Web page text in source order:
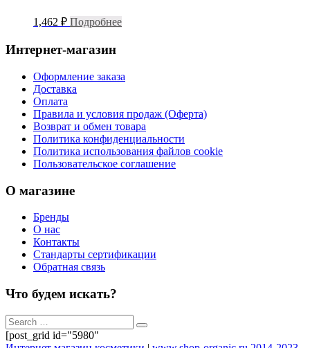
1,462 ₽ Подробнее
Интернет-магазин
Оформление заказа
Доставка
Оплата
Правила и условия продаж (Оферта)
Возврат и обмен товара
Политика конфиденциальности
Политика использования файлов cookie
Пользовательское соглашение
О магазине
Бренды
О нас
Контакты
Стандарты сертификации
Обратная связь
Что будем искать?
[post_grid id="5980"